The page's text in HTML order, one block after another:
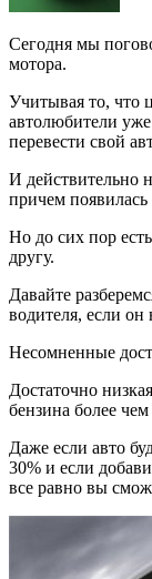
Сегодня мы
мотора.
Учитывая то, что
автолюбители
перевести свой
И действительно
причем появилась
Но до сих пор
другу.
Давайте
водителя, если он
Несомненные
Достаточно
бензина более
Даже если авто
30% и если
все равно вы